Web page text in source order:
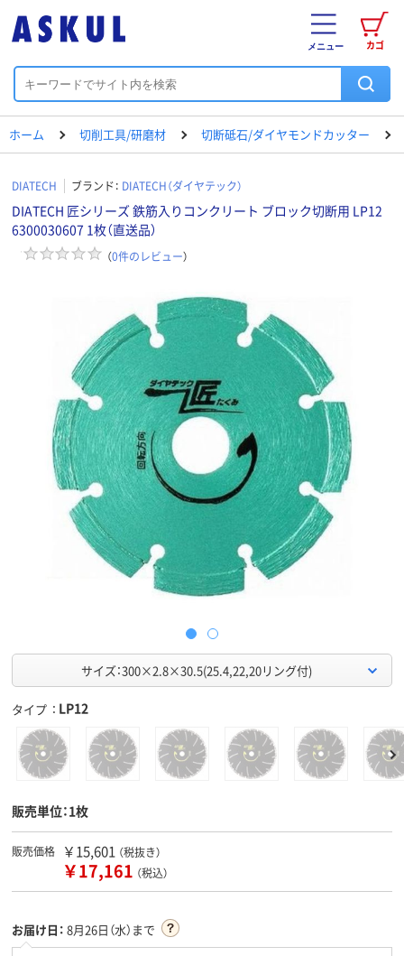
カゴ
メニュー
ホーム 切削工具/研磨材 切断砥石/ダイヤモンドカッター
DIATECH ブランド： DIATECH（ダイヤテック）
DIATECH 匠シリーズ 鉄筋入りコンクリート ブロック切断用 LP12
6300030607 1枚（直送品）
（0件のレビュー）
サイズ：300×2.8×30.5(25.4,22,20リング付)
タイプ LP12
販売単位：1枚
販売価格 ￥15,601 （税抜き）
￥17,161 （税込）
お届け日： 8月26日（水）まで